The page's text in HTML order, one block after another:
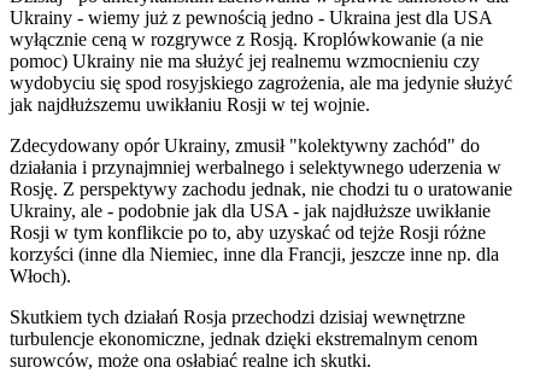
Ukrainy - wiemy już z pewnością jedno - Ukraina jest dla USA
wyłącznie ceną w rozgrywce z Rosją. Kroplówkowanie (a nie
pomoc) Ukrainy nie ma służyć jej realnemu wzmocnieniu czy
wydobyciu się spod rosyjskiego zagrożenia, ale ma jedynie służyć
jak najdłuższemu uwikłaniu Rosji w tej wojnie.
Zdecydowany opór Ukrainy, zmusił "kolektywny zachód" do
działania i przynajmniej werbalnego i selektywnego uderzenia w
Rosję. Z perspektywy zachodu jednak, nie chodzi tu o uratowanie
Ukrainy, ale - podobnie jak dla USA - jak najdłuższe uwikłanie
Rosji w tym konflikcie po to, aby uzyskać od tejże Rosji różne
korzyści (inne dla Niemiec, inne dla Francji, jeszcze inne np. dla
Włoch).
Skutkiem tych działań Rosja przechodzi dzisiaj wewnętrzne
turbulencje ekonomiczne, jednak dzięki ekstremalnym cenom
surowców, może ona osłabiać realne ich skutki.